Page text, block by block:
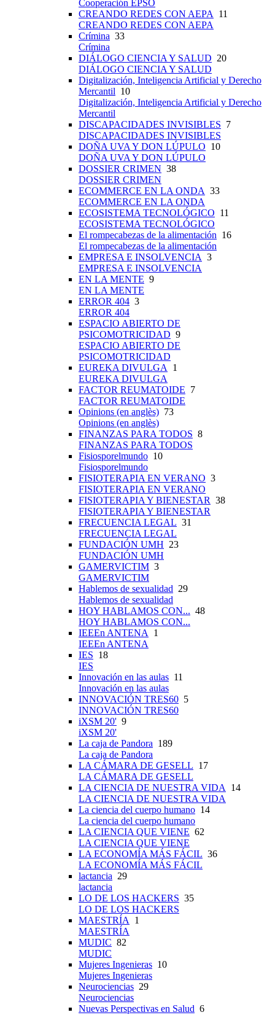
Cooperación EPSO
CREANDO REDES CON AEPA 11
CREANDO REDES CON AEPA
Crímina 33
Crímina
DIÁLOGO CIENCIA Y SALUD 20
DIÁLOGO CIENCIA Y SALUD
Digitalización, Inteligencia Artificial y Derecho
Mercantil 10
Digitalización, Inteligencia Artificial y Derecho
Mercantil
DISCAPACIDADES INVISIBLES 7
DISCAPACIDADES INVISIBLES
DOÑA UVA Y DON LÚPULO 10
DOÑA UVA Y DON LÚPULO
DOSSIER CRIMEN 38
DOSSIER CRIMEN
ECOMMERCE EN LA ONDA 33
ECOMMERCE EN LA ONDA
ECOSISTEMA TECNOLÓGICO 11
ECOSISTEMA TECNOLÓGICO
El rompecabezas de la alimentación 16
El rompecabezas de la alimentación
EMPRESA E INSOLVENCIA 3
EMPRESA E INSOLVENCIA
EN LA MENTE 9
EN LA MENTE
ERROR 404 3
ERROR 404
ESPACIO ABIERTO DE
PSICOMOTRICIDAD 9
ESPACIO ABIERTO DE
PSICOMOTRICIDAD
EUREKA DIVULGA 1
EUREKA DIVULGA
FACTOR REUMATOIDE 7
FACTOR REUMATOIDE
Opinions (en anglès) 73
Opinions (en anglès)
FINANZAS PARA TODOS 8
FINANZAS PARA TODOS
Fisiosporelmundo 10
Fisiosporelmundo
FISIOTERAPIA EN VERANO 3
FISIOTERAPIA EN VERANO
FISIOTERAPIA Y BIENESTAR 38
FISIOTERAPIA Y BIENESTAR
FRECUENCIA LEGAL 31
FRECUENCIA LEGAL
FUNDACIÓN UMH 23
FUNDACIÓN UMH
GAMERVICTIM 3
GAMERVICTIM
Hablemos de sexualidad 29
Hablemos de sexualidad
HOY HABLAMOS CON... 48
HOY HABLAMOS CON...
IEEEn ANTENA 1
IEEEn ANTENA
IES 18
IES
Innovación en las aulas 11
Innovación en las aulas
INNOVACIÓN TRES60 5
INNOVACIÓN TRES60
iXSM 20' 9
iXSM 20'
La caja de Pandora 189
La caja de Pandora
LA CÁMARA DE GESELL 17
LA CÁMARA DE GESELL
LA CIENCIA DE NUESTRA VIDA 14
LA CIENCIA DE NUESTRA VIDA
La ciencia del cuerpo humano 14
La ciencia del cuerpo humano
LA CIENCIA QUE VIENE 62
LA CIENCIA QUE VIENE
LA ECONOMÍA MÁS FÁCIL 36
LA ECONOMÍA MÁS FÁCIL
lactancia 29
lactancia
LO DE LOS HACKERS 35
LO DE LOS HACKERS
MAESTRÍA 1
MAESTRÍA
MUDIC 82
MUDIC
Mujeres Ingenieras 10
Mujeres Ingenieras
Neurociencias 29
Neurociencias
Nuevas Perspectivas en Salud 6